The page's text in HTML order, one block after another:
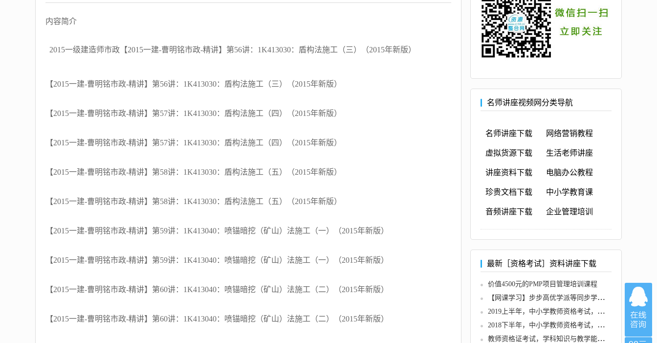
内容简介
2015一级建造师市政【2015一建-曹明铭市政-精讲】第56讲：1K413030：盾构法施工（三）（2015年新版）
【2015一建-曹明铭市政-精讲】第56讲：1K413030：盾构法施工（三）（2015年新版）
【2015一建-曹明铭市政-精讲】第57讲：1K413030：盾构法施工（四）（2015年新版）
【2015一建-曹明铭市政-精讲】第57讲：1K413030：盾构法施工（四）（2015年新版）
【2015一建-曹明铭市政-精讲】第58讲：1K413030：盾构法施工（五）（2015年新版）
【2015一建-曹明铭市政-精讲】第58讲：1K413030：盾构法施工（五）（2015年新版）
【2015一建-曹明铭市政-精讲】第59讲：1K413040：喷锚暗挖（矿山）法施工（一）（2015年新版）
【2015一建-曹明铭市政-精讲】第59讲：1K413040：喷锚暗挖（矿山）法施工（一）（2015年新版）
【2015一建-曹明铭市政-精讲】第60讲：1K413040：喷锚暗挖（矿山）法施工（二）（2015年新版）
【2015一建-曹明铭市政-精讲】第60讲：1K413040：喷锚暗挖（矿山）法施工（二）（2015年新版）
名师讲座视频网分类导航
名师讲座下载 网络营销教程
虚拟货源下载 生活老师讲座
讲座资料下载 电脑办公教程
珍贵文档下载 中小学教育课
音频讲座下载 企业管理培训
最新［资格考试］资料讲座下载
价值4500元的PMP项目管理培训课程
【网课学习】步步高优学派等同步学习软件集合程序软件
2019上半年，中小学教师资格考试，各学科知识与教学能力试题
2018下半年，中小学教师资格考试，各学科知识与教学能力试题
教师资格证考试，学科知识与教学能力 (初中语文)